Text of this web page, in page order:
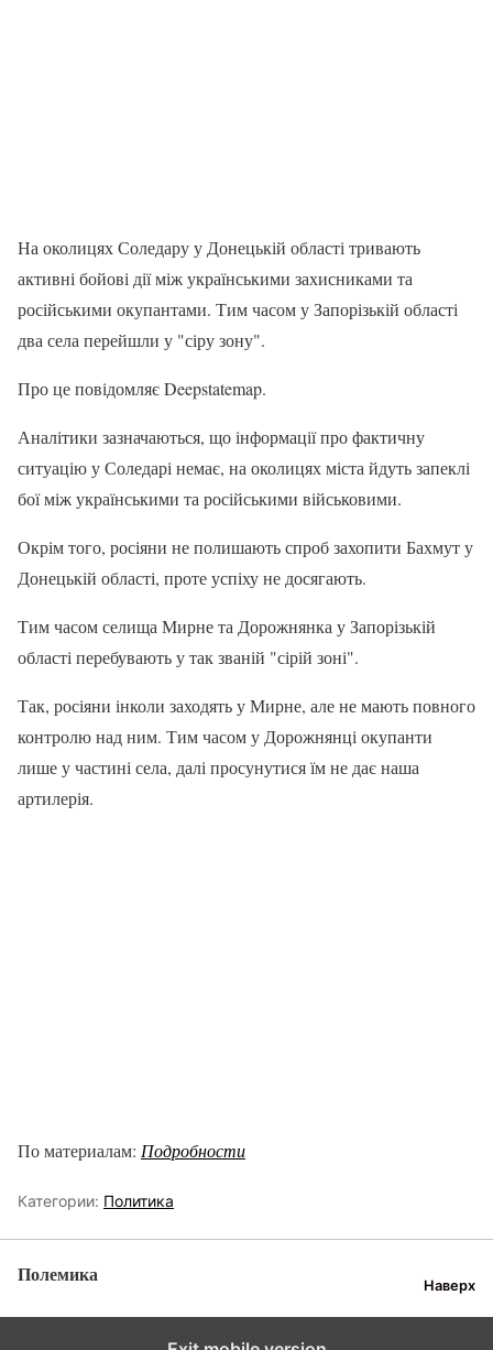
На околицях Соледару у Донецькій області тривають
активні бойові дії між українськими захисниками та
російськими окупантами. Тим часом у Запорізькій області
два села перейшли у "сіру зону".
Про це повідомляє Deepstatemap.
Аналітики зазначаються, що інформації про фактичну
ситуацію у Соледарі немає, на околицях міста йдуть запеклі
бої між українськими та російськими військовими.
Окрім того, росіяни не полишають спроб захопити Бахмут у
Донецькій області, проте успіху не досягають.
Тим часом селища Мирне та Дорожнянка у Запорізькій
області перебувають у так званій "сірій зоні".
Так, росіяни інколи заходять у Мирне, але не мають повного
контролю над ним. Тим часом у Дорожнянці окупанти
лише у частині села, далі просунутися їм не дає наша
артилерія.
По материалам: Подробности
Категории: Политика
Полемика Наверх